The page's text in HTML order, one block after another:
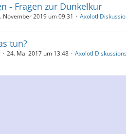
- Fragen zur Dunkelkur
November 2019 um 09:31 Axolotl
tun?
24. Mai 2017 um 13:48 Axolotl